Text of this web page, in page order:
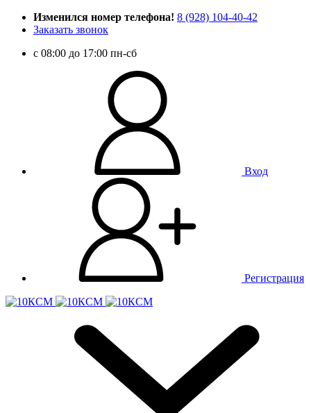
Изменился номер телефона! 8 (928) 104-40-42
Заказать звонок
c 08:00 до 17:00 пн-сб
Вход
Регистрация